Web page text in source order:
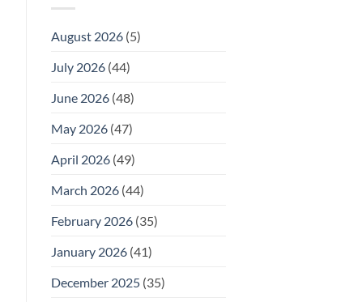
August 2026(5)
July 2026(44)
June 2026(48)
May 2026(47)
April 2026(49)
March 2026(44)
February 2026(35)
January 2026(41)
December 2025(35)